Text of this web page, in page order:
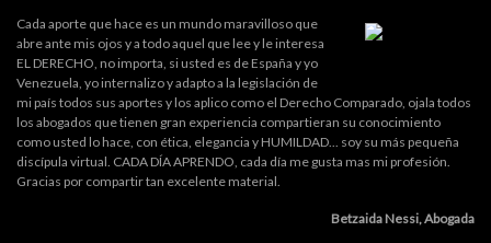
Cada aporte que hace es un mundo maravilloso que
abre ante mis ojos y a todo aquel que lee y le interesa
EL DERECHO, no importa, si usted es de España y yo
Venezuela, yo internalizo y adapto a la legislación de
mi país todos sus aportes y los aplico como el Derecho Comparado, ojala todos
los abogados que tienen gran experiencia compartieran su conocimiento
como usted lo hace, con ética, elegancia y HUMILDAD... soy su más pequeña
discípula virtual. CADA DÍA APRENDO, cada día me gusta mas mi profesión.
Gracias por compartir tan excelente material.
Betzaida Nessi, Abogada